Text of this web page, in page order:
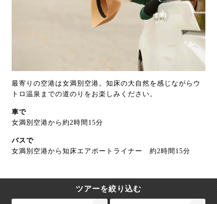
最寄りの空港は女満別空港。知床の大自然を感じながらウ
トロ温泉までの道のりをお楽しみください。
車で
女満別空港から約2時間15分
バスで
女満別空港から知床エアポートライナー 約2時間15分
ツアーを絞り込む